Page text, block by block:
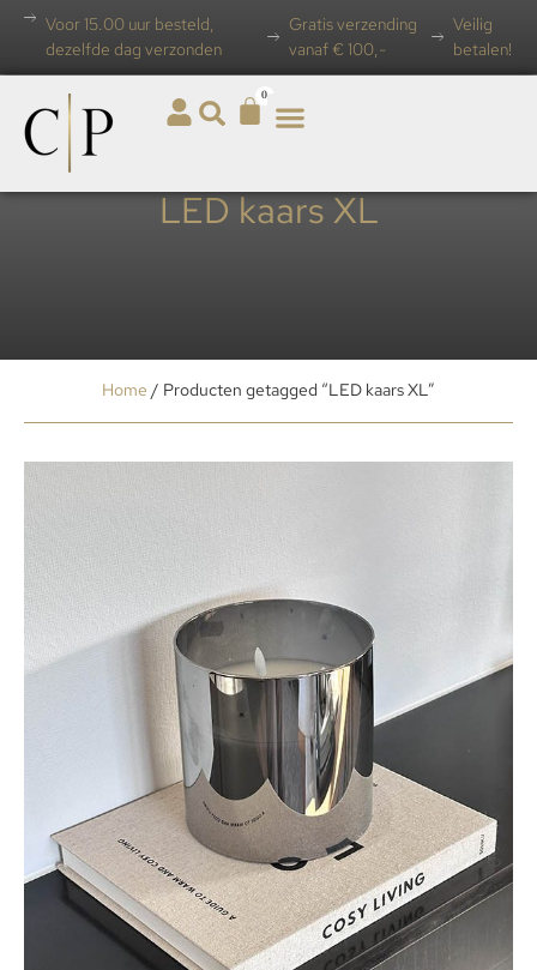
Voor 15.00 uur besteld,
dezelfde dag verzonden
Gratis verzending
vanaf € 100,-
Veilig
betalen!
0
LED kaars XL
Home / Producten getagged “LED kaars XL”